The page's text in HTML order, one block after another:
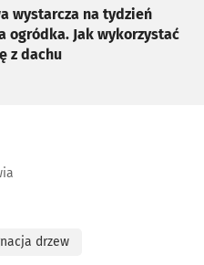
wystarcza na tydzień
ogródka. Jak wykorzystać
z dachu
drzew